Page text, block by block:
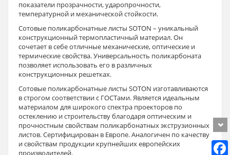
показатели прозрачности, ударопрочности,
температурной и механической стойкости.
Сотовые поликарбонатные листы SOTON – уникальный
конструкционный термопластичный материал. Он
сочетает в себе отличные механические, оптические и
термические свойства. Универсальность поликарбоната
позволяет использовать его в различных
конструкционных решетках.
Сотовые поликарбонатные листы SOTON изготавливаются
в строгом соответствии с ГОСТами. Является идеальным
материалом для широкого спектра проекторов по
остеклению и строительству благодаря оптическим и
прочностным свойствам поликарбонатных экструзионных
листов. Сертифицирован в Европе. Аналогичен по качеству
и свойствам продукции крупнейших европейских
производителей.